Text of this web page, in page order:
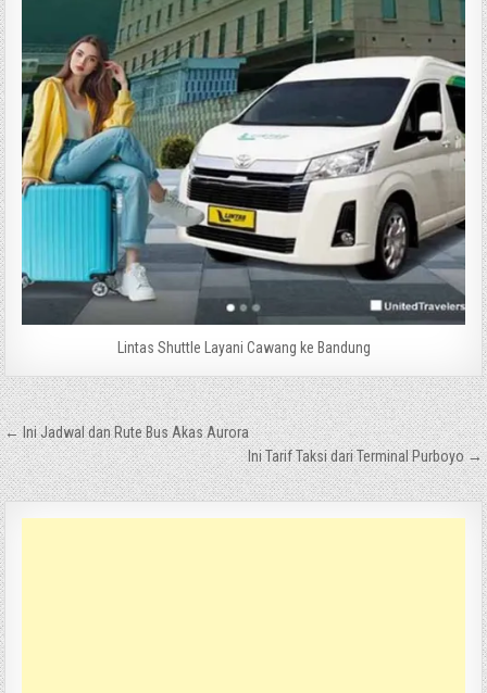
Lintas Shuttle Layani Cawang ke Bandung
Navigasi
pos
← Ini Jadwal dan Rute Bus Akas Aurora
Ini Tarif Taksi dari Terminal Purboyo →